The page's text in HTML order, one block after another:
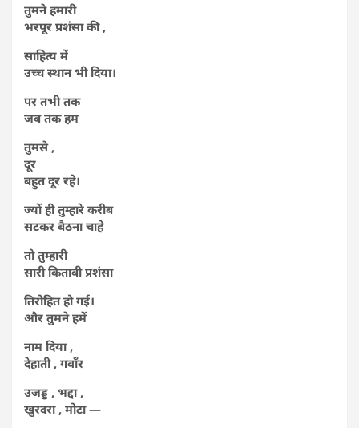
तुमने हमारी
भरपूर प्रशंसा की ,
साहित्य में
उच्च स्थान भी दिया।
पर तभी तक
जब तक हम
तुमसे ,
दूर
बहुत दूर रहे।
ज्यों ही तुम्हारे करीब
सटकर बैठना चाहे
तो तुम्हारी
सारी किताबी प्रशंसा
तिरोहित हो गई।
और तुमने हमें
नाम दिया ,
देहाती , गवाँर
उजड्ड , भद्दा ,
खुरदरा , मोटा —